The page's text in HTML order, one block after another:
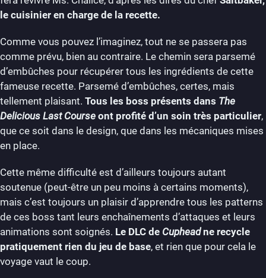
le cuisinier en charge de la recette.
Comme vous pouvez l’imaginez, tout ne se passera pas
comme prévu, bien au contraire. Le chemin sera parsemé
d’embûches pour récupérer tous les ingrédients de cette
fameuse recette. Parsemé d’embûches, certes, mais
tellement plaisant. Tous les boss présents dans The
Delicious Last Course ont profité d’un soin très particulier,
que ce soit dans le design, que dans les mécaniques mises
en place.
Cette même difficulté est d’ailleurs toujours autant
soutenue (peut-être un peu moins à certains moments),
mais c’est toujours un plaisir d’apprendre tous les patterns
de ces boss tant leurs enchaînements d’attaques et leurs
animations sont soignés. Le DLC de Cupheadne recycle
pratiquement rien du jeu de base, et rien que pour cela le
voyage vaut le coup.